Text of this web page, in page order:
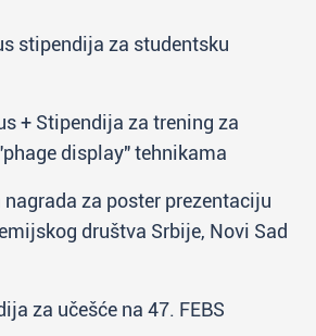
stipendija za studentsku
+ Stipendija za trening za
display" tehnikama
nagrada za poster prezentaciju
društva Srbije, Novi Sad
za učešće na 47. FEBS